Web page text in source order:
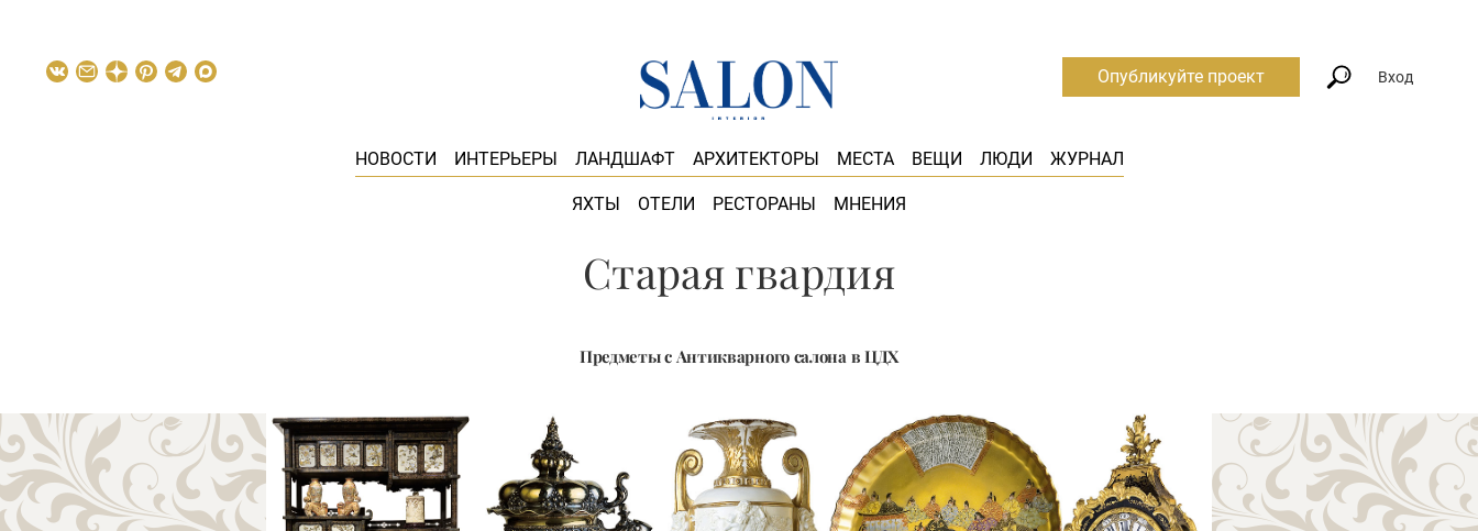
НОВОСТИ ИНТЕРЬЕРЫ ЛАНДШАФТ АРХИТЕКТОРЫ МЕСТА ВЕЩИ ЛЮДИ ЖУРНАЛ
ЯХТЫ ОТЕЛИ РЕСТОРАНЫ МНЕНИЯ
Опубликуйте проект Вход
Старая гвардия
Предметы с Антикварного салона в ЦДХ